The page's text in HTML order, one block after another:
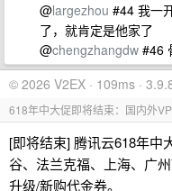
@largezhou #44 我一
了，就肯定是他家了
@chengzhangdw #46
© 2026 V2EX · 109ms ·
618年中大促即将结束：国内外
[即将结束] 腾讯云618年中
谷、法兰克福、上海、广
升级/新购代金券。